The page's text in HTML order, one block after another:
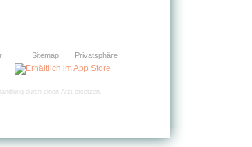
Sitemap Privatsphäre
durch einen Arzt ersetzen.